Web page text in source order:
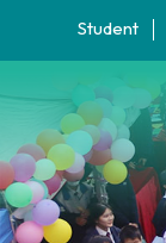
Student